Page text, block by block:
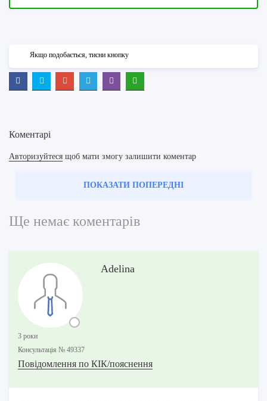
Якщо подобається, тисни кнопку
Коментарі
Авторизуйтеся щоб мати змогу залишити коментар
ПОКАЗАТИ ПОПЕРЕДНІ
Ще немає коментарів
Adelina
3 роки
Консультацiя № 49337
Повідомлення по КІК/пояснення